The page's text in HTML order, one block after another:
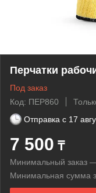
Перчатки
Под заказ
Код: ПЕР860
Отправка с 17
7 500 ₸
Минимальный заказ
Минимальная сумма